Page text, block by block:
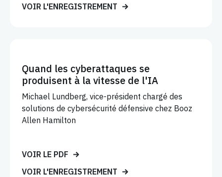
VOIR L'ENREGISTREMENT
Quand les cyberattaques se
produisent à la vitesse de l'IA
Michael Lundberg, vice-président chargé des
solutions de cybersécurité défensive chez Booz
Allen Hamilton
VOIR LE PDF
VOIR L'ENREGISTREMENT